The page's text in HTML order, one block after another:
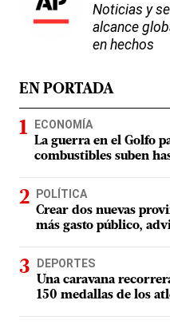
Noticias y
alcance
en hechos
EN PORTADA
ECONOMÍA
La guerra en el Golfo
combustibles suben
POLÍTICA
Crear dos nuevas
más gasto público,
DEPORTES
Una caravana
150 medallas de los